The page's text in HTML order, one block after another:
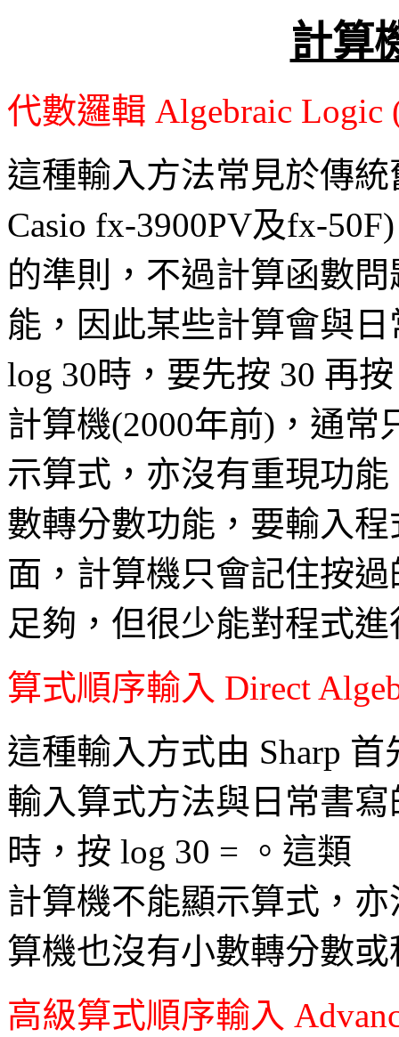
計算
代數邏輯 Algebraic Logic
這種輸入方法常見於傳
Casio fx-3900PV及fx-
的準則，不過計算函數
能，因此某些計算會與
log 30時，要先按 30 再
計算機(2000年前)，通
示算式，亦沒有重現功
數轉分數功能，要輸入
面，計算機只會記住按
足夠，但很少能對程式
算式順序輸入 Direct
這種輸入方式由 Sharp
輸入算式方法與日常書
時，按 log 30 = 。這類
計算機不能顯示算式，
算機也沒有小數轉分數
高級算式順序輸入